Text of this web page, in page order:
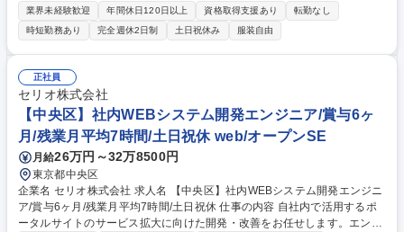
質保証」分野で豊富な実績を持つProVision。手厚い研修や豊富な案件を
通じて品質スキルを磨き、ITキャリア叶えませんか？ 品質を中心とした多
彩なカリキュラムを通じて、実務に使えるスキルが身に付きます。研修後
は、品質検証の業務を担当いただく想定ですが、 配属されるプロジェクト
については品質検証のみならず、ロボットなど最先端技術に関わる案件も
あるので、エンジニアとしてさらに自身の市場価値を高めることができま
す。【今後のキャリアステップ】将来的には、テスト設計、品質改善提
案、PMO領域などへキャリアを広げることも可能です！ 募集職種 【東京/
8月入社希望者】■未経験からIT業界へチャレンジ可能〈資格支援充実〉
業界未経験歓迎 年間休日120日以上 資格取得支援あり
転勤なし
時短勤務あり
完全週休2日制 土日祝休み 服装自由
正社員
セリオ株式会社
【中央区】社内WEBシステム開発エンジニア/賞与6ヶ
月/残業月平均7時間/土日祝休 web/オープンSE
月給26万円～32万8500円
東京都中央区
企業名 セリオ株式会社 求人名 【中央区】社内WEBシステム開発エンジニ
ア/賞与6ヶ月/残業月平均7時間/土日祝休 仕事の内容 自社内で活用するポ
ータルサイトのサービス拡大に向けた開発・改善をお任せします。エンジ